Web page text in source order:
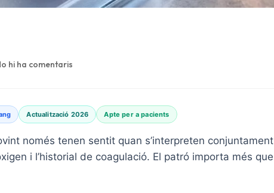
hi ha comentaris
Actualització 2026 Apte per a pacients
només tenen sentit quan s’interpreten conjuntament
i l’historial de coagulació. El patró importa més que